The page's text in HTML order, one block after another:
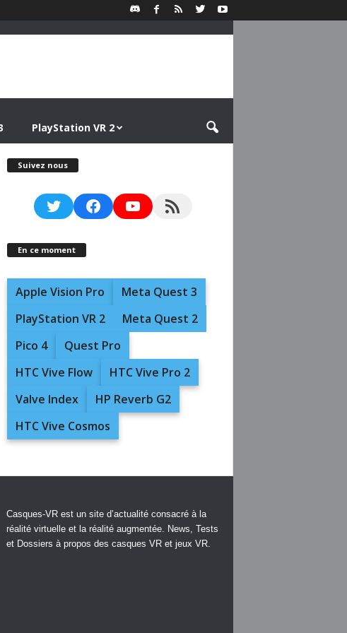
PlayStation VR 2
Suivez nous
TwitterFacebookYouTubeRSS Feed
En ce moment
Apple Vision Pro
Meta Quest 3
PlayStation VR 2
Meta Quest 2
Pico 4
Quest Pro
HTC Vive Flow
HTC Vive Pro 2
Valve Index
HP Reverb G2
HTC Vive Cosmos
Casques-VR est un site d’actualité consacré à la
réalité virtuelle et la réalité augmentée. News, Tests
et Dossiers à propos des casques VR et jeux VR.